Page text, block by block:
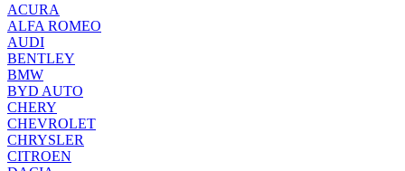
ACURA
ALFA ROMEO
AUDI
BENTLEY
BMW
BYD AUTO
CHERY
CHEVROLET
CHRYSLER
CITROEN